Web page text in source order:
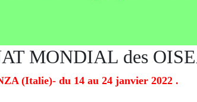
MONDIAL des
(Italie)- du 14 au 24 janvier 2022 .